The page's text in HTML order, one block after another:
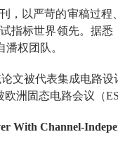
，以严苛的审稿过
指标世界领先。 据悉
权团队。
文被代表集成电路
洲固态电路会议（
With Channel-